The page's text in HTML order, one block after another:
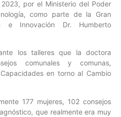
por el Ministerio del Poder
como parte de la Gran
e Innovación Dr. Humberto
los talleres que la doctora
comunales y comunas,
en torno al Cambio
177 mujeres, 102 consejos
que realmente era muy